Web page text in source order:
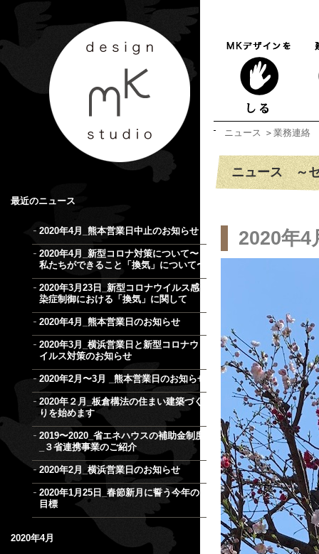
最近のニュース
2020年4月_熊本営業日中止のお知らせ
2020年4月_新型コロナ対策について〜
私たちができること「換気」について〜
2020年3月23日_新型コロナウイルス感
染症制御における「換気」に関して
2020年4月_熊本営業日のお知らせ
2020年3月_横浜営業日と新型コロナウ
イルス対策のお知らせ
2020年2月〜3月 _熊本営業日のお知らせ
2020年２月_板倉構法の住まい建築づく
りを始めます
2019〜2020_省エネハウスの補助金制度
_３省連携事業のご紹介
2020年2月_横浜営業日のお知らせ
2020年1月25日_春節新月に誓う今年の
目標
2020年4月
ニュース ＞ 業務連絡
ニュース ～セ
2020年4